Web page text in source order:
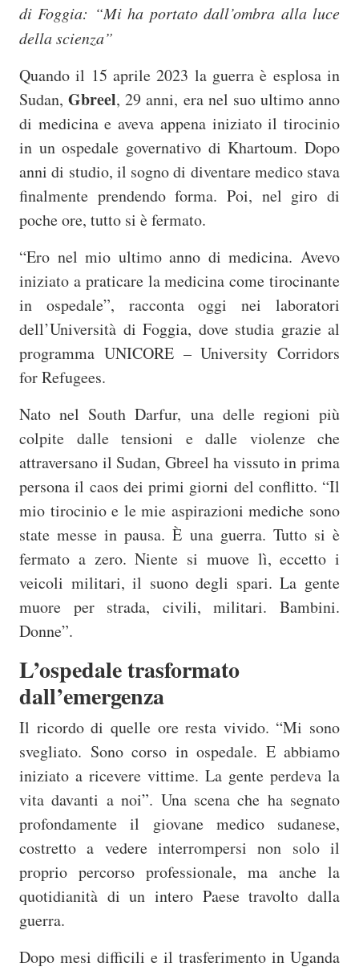
di Foggia: “Mi ha portato dall’ombra alla luce
della scienza”
Quando il 15 aprile 2023 la guerra è esplosa in
Sudan,Gbreel, 29 anni, era nel suo ultimo anno
di medicina e aveva appena iniziato il tirocinio
in un ospedale governativo di Khartoum. Dopo
anni di studio, il sogno di diventare medico stava
finalmente prendendo forma. Poi, nel giro di
poche ore, tutto si è fermato.
“Ero nel mio ultimo anno di medicina. Avevo
iniziato a praticare la medicina come tirocinante
in ospedale”, racconta oggi nei laboratori
dell’Università di Foggia, dove studia grazie al
programma UNICORE – University Corridors
for Refugees.
Nato nel South Darfur, una delle regioni più
colpite dalle tensioni e dalle violenze che
attraversano il Sudan, Gbreel ha vissuto in prima
persona il caos dei primi giorni del conflitto. “Il
mio tirocinio e le mie aspirazioni mediche sono
state messe in pausa. È una guerra. Tutto si è
fermato a zero. Niente si muove lì, eccetto i
veicoli militari, il suono degli spari. La gente
muore per strada, civili, militari. Bambini.
Donne”.
L’ospedale trasformato
dall’emergenza
Il ricordo di quelle ore resta vivido. “Mi sono
svegliato. Sono corso in ospedale. E abbiamo
iniziato a ricevere vittime. La gente perdeva la
vita davanti a noi”. Una scena che ha segnato
profondamente il giovane medico sudanese,
costretto a vedere interrompersi non solo il
proprio percorso professionale, ma anche la
quotidianità di un intero Paese travolto dalla
guerra.
Dopo mesi difficili e il trasferimento in Uganda